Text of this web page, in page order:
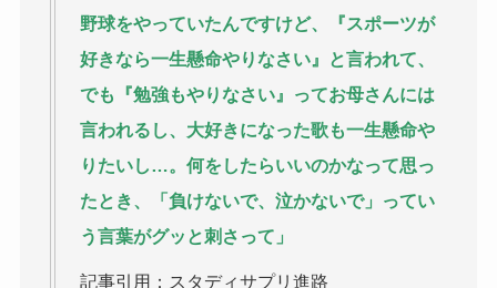
野球をやっていたんですけど、『スポーツが
好きなら一生懸命やりなさい』と言われて、
でも『勉強もやりなさい』ってお母さんには
言われるし、大好きになった歌も一生懸命や
りたいし…。何をしたらいいのかなって思っ
たとき、「負けないで、泣かないで」ってい
う言葉がグッと刺さって」
記事引用：スタディサプリ進路